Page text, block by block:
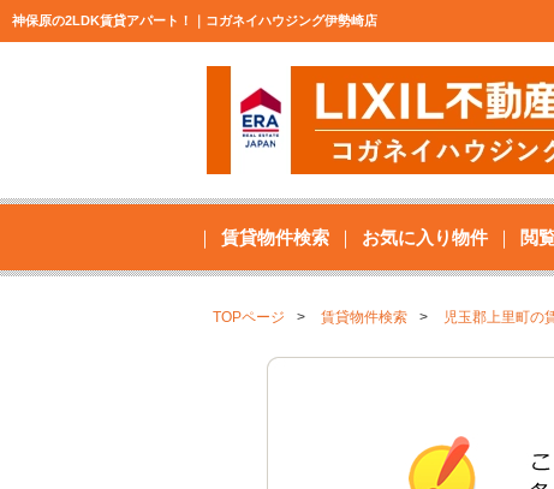
神保原の2LDK賃貸アパート！｜コガネイハウジング伊勢崎店
賃貸物件検索 お気に入り物件 閲
TOPページ 賃貸物件検索 児玉郡上里町の